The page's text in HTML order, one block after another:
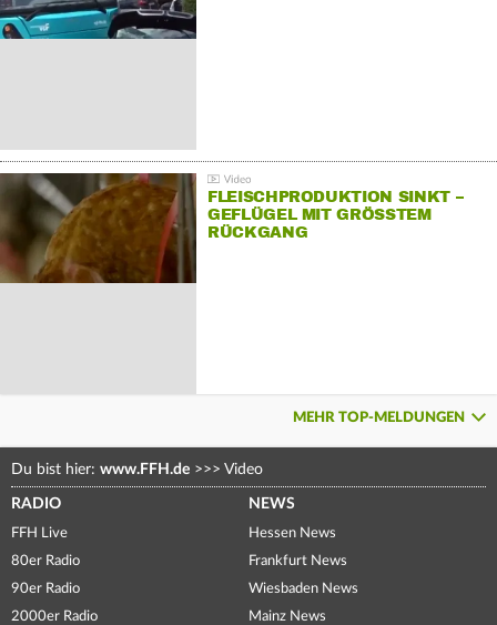
FLEISCHPRODUKTION SINKT –
GEFLÜGEL MIT GRÖSSTEM R
ÜCKGANG
MEHR TOP-MELDUNGEN
Du bist hier: www.FFH.de >>> Video
RADIO
FFH Live
80er Radio
90er Radio
2000er Radio
NEWS
Hessen News
Frankfurt News
Wiesbaden News
Mainz News